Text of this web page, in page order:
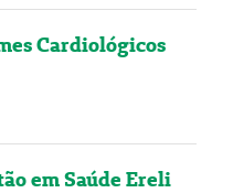
Cardiológicos
em Saúde Ereli